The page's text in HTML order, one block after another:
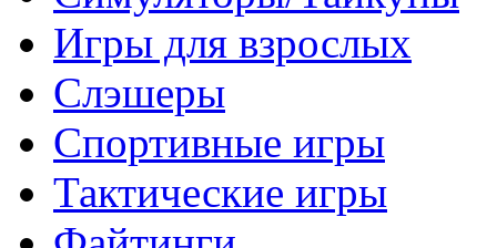
Игры для взрослых
Слэшеры
Спортивные игры
Тактические игры